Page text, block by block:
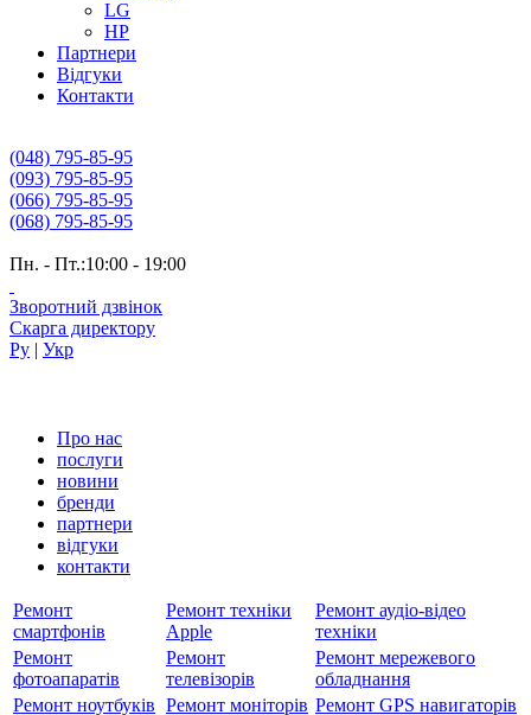
LG
HP
Партнери
Вiдгуки
Контакти
(048) 795-85-95
(093) 795-85-95
(066) 795-85-95
(068) 795-85-95
Пн. - Пт.:10:00 - 19:00
Зворотний дзвінок
Скарга директору
Ру | Укр
Про нас
послуги
новини
бренди
партнери
вiдгуки
контакти
Ремонт
смартфонів
Ремонт техніки
Apple
Ремонт аудіо-відео
техніки
Ремонт
фотоапаратів
Ремонт
телевізорів
Ремонт мережевого
обладнання
Ремонт ноутбуків Ремонт моніторів Ремонт GPS навигаторів